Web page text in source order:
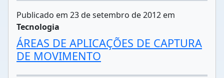
Publicado em 23 de setembro de 2012 em
Tecnologia
ÁREAS DE APLICAÇÕES DE CAPTURA
DE MOVIMENTO